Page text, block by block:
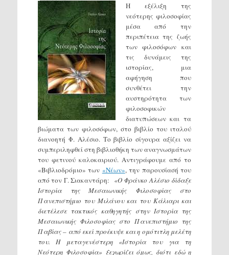
Η εξέλιξη της
νεότερης φιλοσοφίας
μέσα από την
περιπέτεια της ζωής
των φιλοσόφων και
τις δυνάμεις της
ιστορίας, μια
αφήγηση που
συνθέτει την
αυστηρότητα των
φιλοσοφικών
διατυπώσεων και τα
βιώματα των φιλοσόφων, στο βιβλίο του ιταλού
διανοητή Φ. Αλέσιο. Το βιβλίο σίγουρα αξίζει να
συμπεριληφθεί στη βιβλιοθήκη των αναγνωσμάτων
του φετινού καλοκαιριού. Αντιγράφουμε από το
«Βιβλιοδρόμιο» των «Νέων», την παρουσίασή του
από τον Γ. Σιακαντάρη: «Ο Φράνκο Αλέσιο δίδαξε
Ιστορία της Μεσαιωνικής Φιλοσοφίας στο
Πανεπιστήμιο του Μιλάνου και του Κάλιαρι και
διετέλεσε τακτικός καθηγητής στην Ιστορία της
Μεσαιωνικής Φιλοσοφίας στο Πανεπιστήμιο της
Παβίας – από εκεί προέκυψε και η ομότιτλη μελέτη
του. Η μεταγενέστερη «Ιστορία του για τη
Νεότερη Φιλοσοφία» ξεχωρίζει όμως, διότι εδώ η